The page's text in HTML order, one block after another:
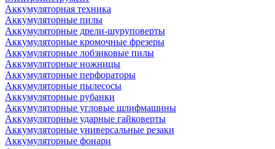
Аккумуляторная техника
Аккумуляторные пилы
Аккумуляторные дрели-шуруповерты
Аккумуляторные кромочные фрезеры
Аккумуляторные лобзиковые пилы
Аккумуляторные ножницы
Аккумуляторные перфораторы
Аккумуляторные пылесосы
Аккумуляторные рубанки
Аккумуляторные угловые шлифмашины
Аккумуляторные ударные гайковерты
Аккумуляторные универсальные резаки
Аккумуляторные фонари